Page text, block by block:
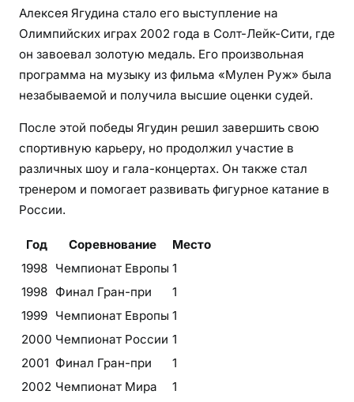
Алексея Ягудина стало его выступление на
Олимпийских играх 2002 года в Солт-Лейк-Сити, где
он завоевал золотую медаль. Его произвольная
программа на музыку из фильма «Мулен Руж» была
незабываемой и получила высшие оценки судей.
После этой победы Ягудин решил завершить свою
спортивную карьеру, но продолжил участие в
различных шоу и гала-концертах. Он также стал
тренером и помогает развивать фигурное катание в
России.
Год Соревнование
Место
1998 Чемпионат Европы 1
1998 Финал Гран-при
1
1999 Чемпионат Европы 1
2000 Чемпионат России 1
2001 Финал Гран-при
1
2002 Чемпионат Мира
1